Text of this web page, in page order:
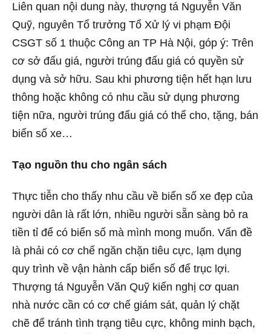
Liên quan nội dung này, thượng tá Nguyễn Văn
Quỹ, nguyên Tổ trưởng Tổ Xử lý vi phạm Đội
CSGT số 1 thuộc Công an TP Hà Nội, góp ý: Trên
cơ sở đấu giá, người trúng đấu giá có quyền sử
dụng và sở hữu. Sau khi phương tiện hết hạn lưu
thông hoặc không có nhu cầu sử dụng phương
tiện nữa, người trúng đấu giá có thể cho, tặng, bán
biển số xe…
Tạo nguồn thu cho ngân sách
Thực tiễn cho thấy nhu cầu về biển số xe đẹp của
người dân là rất lớn, nhiều người sẵn sàng bỏ ra
tiền tỉ để có biển số mà mình mong muốn. Vấn đề
là phải có cơ chế ngăn chặn tiêu cực, lạm dụng
quy trình về vận hành cấp biển số để trục lợi.
Thượng tá Nguyễn Văn Quỹ kiến nghị cơ quan
nhà nước cần có cơ chế giám sát, quản lý chặt
chẽ để tránh tình trạng tiêu cực, không minh bạch,